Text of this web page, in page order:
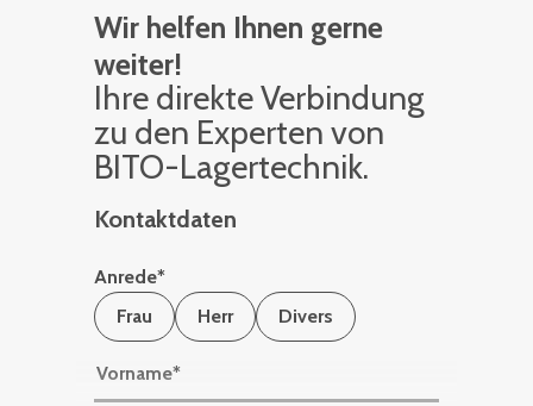
Wir helfen Ihnen gerne
weiter!
Ihre di­rek­te Ver­bin­dung
zu den Ex­per­ten von
BITO-La­ger­tech­nik.
Kontaktdaten
Anrede*
Frau
Herr Divers
Vorname*